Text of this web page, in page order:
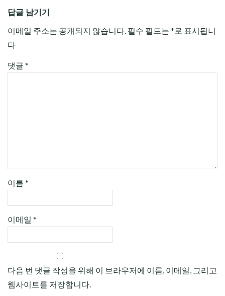
답글 남기기
이메일 주소는 공개되지 않습니다. 필수 필드는 * 로 표시됩니
다
댓글 *
이름 *
이메일 *
다음 번 댓글 작성을 위해 이 브라우저에 이름, 이메일, 그리고
웹사이트를 저장합니다.